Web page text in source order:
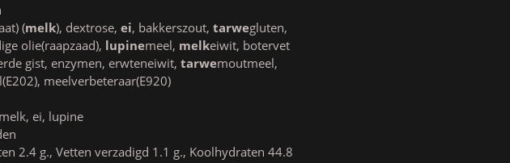
(melk), dextrose, ei, bakkerszout, tarwegluten,
olie(raapzaad), lupinemeel, melkeiwit, botervet
gist, enzymen, erwteneiwit, tarwemoutmeel,
meelverbeteraar(E920)
ei, lupine
2.4 g., Vetten verzadigd 1.1 g., Koolhydraten 44.8